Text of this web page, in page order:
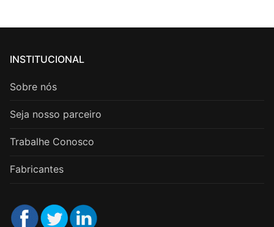
INSTITUCIONAL
Sobre nós
Seja nosso parceiro
Trabalhe Conosco
Fabricantes